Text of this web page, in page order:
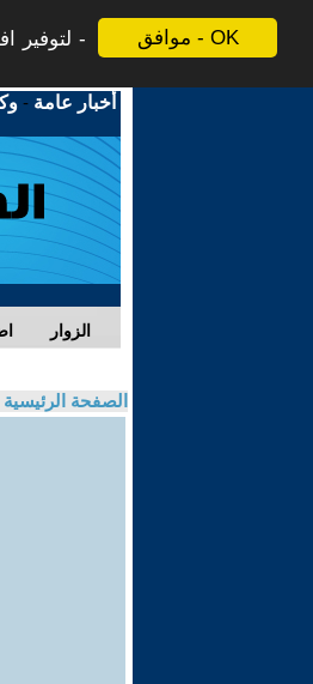
موافق - OK
لتوفير
أخبار عامة -
الزوار
الصفحة الرئيسية